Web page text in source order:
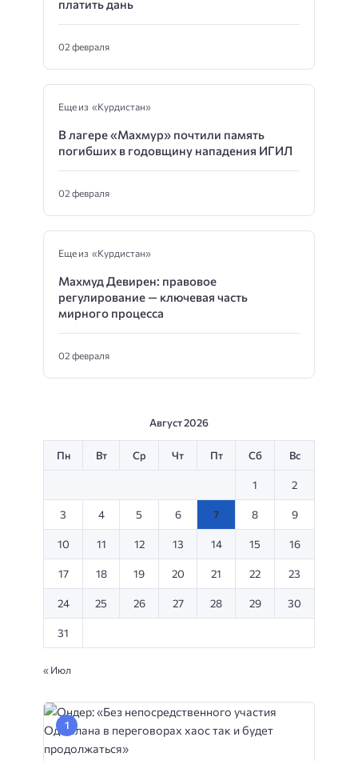
платить дань
02 февраля
Еще из «Курдистан»
В лагере «Махмур» почтили память
погибших в годовщину нападения ИГИЛ
02 февраля
Еще из «Курдистан»
Махмуд Девирен: правовое
регулирование — ключевая часть
мирного процесса
02 февраля
Август 2026
Пн Вт Ср Чт Пт Сб Вс
1 2
3 4 5 6 7 8 9
10 11 12 13 14 15 16
17 18 19 20 21 22 23
24 25 26 27 28 29 30
31
« Июл